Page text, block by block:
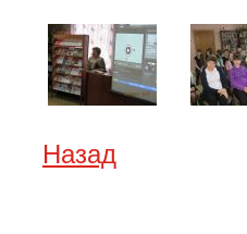
Назад